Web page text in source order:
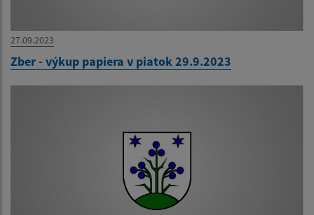
27.09.2023
Zber - výkup papiera v piatok 29.9.2023